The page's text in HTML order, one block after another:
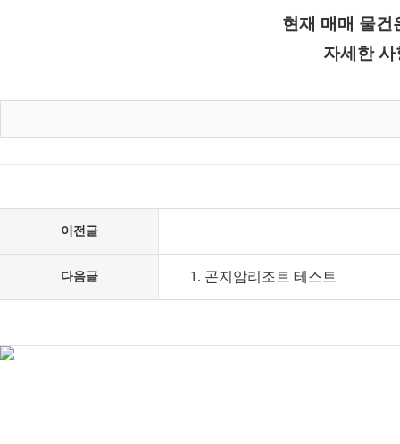
현재 매매 물건
자세한
이전글
다음글 1. 곤지암리조트 테스트